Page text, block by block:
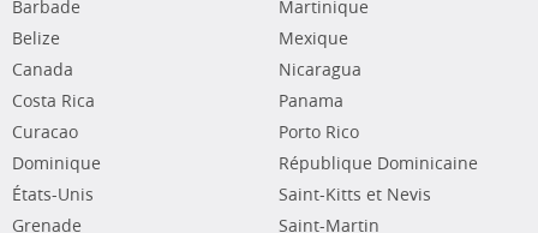
Barbade
Belize
Canada
Costa Rica
Curacao
Dominique
États-Unis
Grenade
Martinique
Mexique
Nicaragua
Panama
Porto Rico
République Dominicaine
Saint-Kitts et Nevis
Saint-Martin